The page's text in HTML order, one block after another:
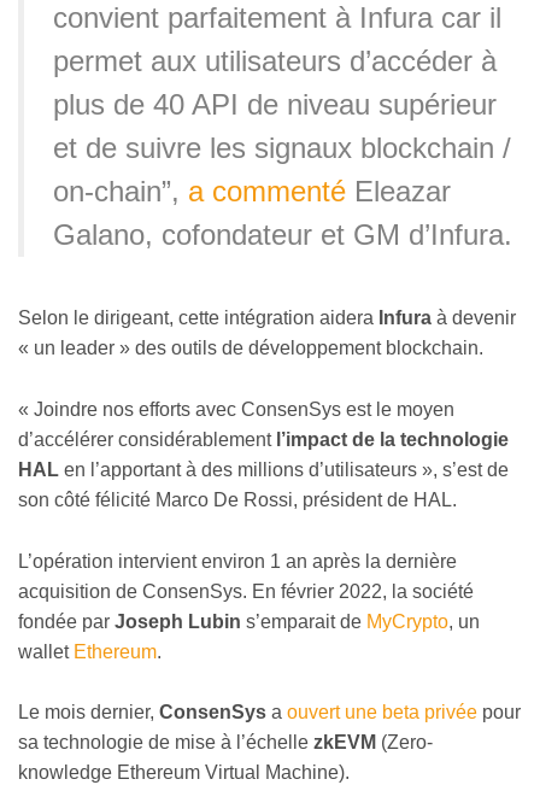
convient parfaitement à Infura car il
permet aux utilisateurs d’accéder à
plus de 40 API de niveau supérieur
et de suivre les signaux blockchain /
on-chain”, a commenté Eleazar
Galano, cofondateur et GM d’Infura.
Selon le dirigeant, cette intégration aidera Infura à devenir
« un leader » des outils de développement blockchain.
« Joindre nos efforts avec ConsenSys est le moyen
d’accélérer considérablementl’impact de la technologie
HAL en l’apportant à des millions d’utilisateurs », s’est de
son côté félicité Marco De Rossi, président de HAL.
L’opération intervient environ 1 an après la dernière
acquisition de ConsenSys. En février 2022, la société
fondée par Joseph Lubin s’emparait de MyCrypto, un
wallet Ethereum.
Le mois dernier, ConsenSys a ouvert une beta privée pour
sa technologie de mise à l’échelle zkEVM (Zero-
knowledge Ethereum Virtual Machine).